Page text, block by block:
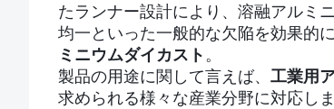
たランナー設計により、溶融アルミ
均一といった一般的な欠陥を効果的
ミニウムダイカスト 。
製品の用途に関して言えば、 工業用
求められる様々な産業分野に対応し